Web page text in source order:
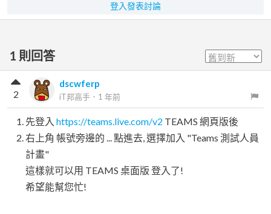
登入發表討論
1 則回答
dscwferp
iT邦高手 ． 1 年前
2
先登入 https://teams.live.com/v2 TEAMS 網頁版後
右上角 帳號旁邊的 ... 點進去, 選擇加入 "Teams 測試人員
計畫"
這樣就可以用 TEAMS 桌面版 登入了!
希望能幫您忙!